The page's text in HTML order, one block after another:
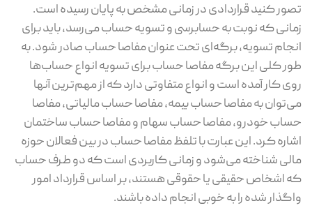
تصور کنید قراردادی در زمانی مشخص به پایان رسیده است.
زمانی که نوبت به حسابرسی و تسویه حساب می‌رسد، باید برای
انجام تسویه، برگه‌ای تحت عنوان مفاصا حساب صادر شود. به
طور کلی این برگه مفاصا حساب برای تسویه انواع حساب‌ها
روی کار آمده است و انواع متفاوتی دارد که از مهم‌ترین آنها
می‌توان به مفاصا حساب بیمه، مفاصا حساب مالیاتی، مفاصا
حساب خودرو، مفاصا حساب سهام و مفاصا حساب ساختمان
اشاره کرد. این عبارت با تلفظ مفاصا حساب در بین فعالان حوزه
مالی شناخته می‌شود و زمانی کاربردی است که دو طرف حساب
که اشخاص حقیقی یا حقوقی هستند، بر اساس قرارداد امور
واگذار شده را به خوبی انجام داده باشند.